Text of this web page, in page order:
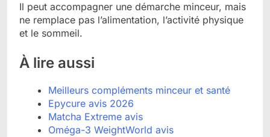
Il peut accompagner une démarche minceur, mais
ne remplace pas l’alimentation, l’activité physique
et le sommeil.
À lire aussi
Meilleurs compléments minceur et santé
Epycure avis 2026
Matcha Extreme avis
Oméga-3 WeightWorld avis